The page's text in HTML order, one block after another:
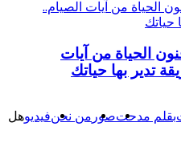
الحياة من آيات
تدير بها حياتك
بقلم مدحتصور من نحنفيديوهل